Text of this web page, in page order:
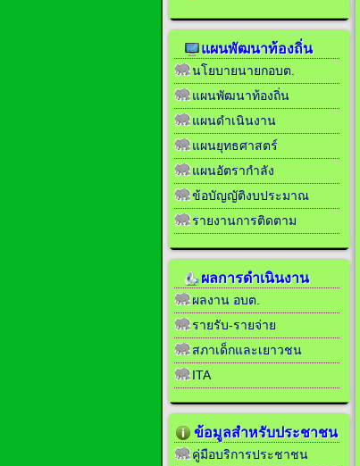
แผนพัฒนาท้องถิ่น
นโยบายนายกอบต.
แผนพัฒนาท้องถิ่น
แผนดำเนินงาน
แผนยุทธศาสตร์
แผนอัตรากำลัง
ข้อบัญญัติงบประมาณ
รายงานการติดตาม
ผลการดำเนินงาน
ผลงาน อบต.
รายรับ-รายจ่าย
สภาเด็กและเยาวชน
ITA
ข้อมูลสำหรับประชาชน
คู่มือบริการประชาชน